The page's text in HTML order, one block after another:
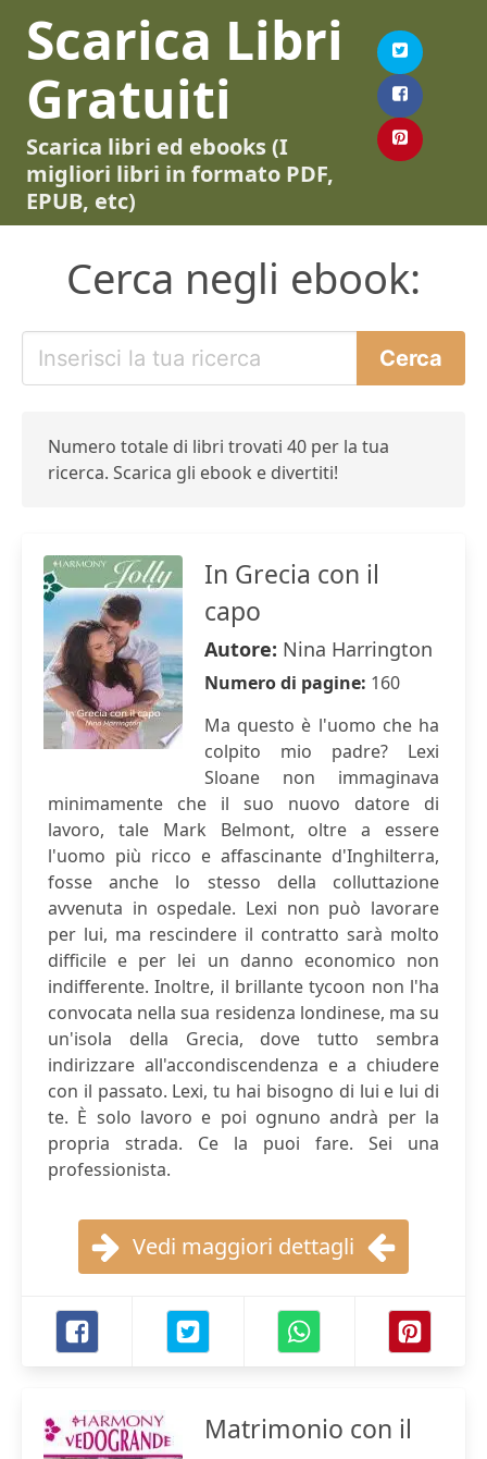
Scarica Libri
Gratuiti
Scarica libri ed ebooks (I
migliori libri in formato PDF,
EPUB, etc)
Cerca negli ebook:
Numero totale di libri trovati 40 per la tua
ricerca. Scarica gli ebook e divertiti!
In Grecia con il
capo
Autore: Nina Harrington
Numero di pagine: 160
Ma questo è l'uomo che ha
colpito mio padre? Lexi
Sloane non immaginava
minimamente che il suo nuovo datore di
lavoro, tale Mark Belmont, oltre a essere
l'uomo più ricco e affascinante d'Inghilterra,
fosse anche lo stesso della colluttazione
avvenuta in ospedale. Lexi non può lavorare
per lui, ma rescindere il contratto sarà molto
difficile e per lei un danno economico non
indifferente. Inoltre, il brillante tycoon non l'ha
convocata nella sua residenza londinese, ma su
un'isola della Grecia, dove tutto sembra
indirizzare all'accondiscendenza e a chiudere
con il passato. Lexi, tu hai bisogno di lui e lui di
te. È solo lavoro e poi ognuno andrà per la
propria strada. Ce la puoi fare. Sei una
professionista.
Vedi maggiori dettagli
Matrimonio con il